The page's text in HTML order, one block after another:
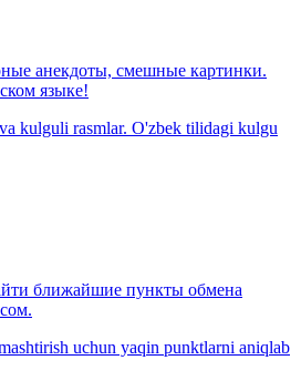
анекдоты, смешные картинки.
языке!
kulguli rasmlar. O'zbek tilidagi kulgu
ближайшие пункты обмена
uchun yaqin punktlarni aniqlab